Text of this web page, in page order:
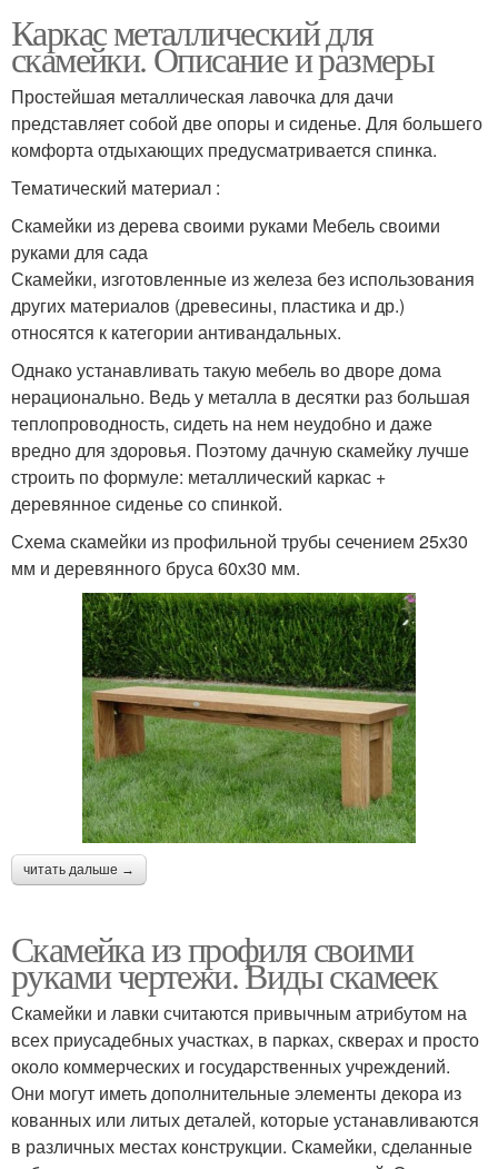
Каркас металлический для
скамейки. Описание и размеры
Простейшая металлическая лавочка для дачи
представляет собой две опоры и сиденье. Для большего
комфорта отдыхающих предусматривается спинка.
Тематический материал :
Скамейки из дерева своими руками Мебель своими
руками для сада
Скамейки, изготовленные из железа без использования
других материалов (древесины, пластика и др.)
относятся к категории антивандальных.
Однако устанавливать такую мебель во дворе дома
нерационально. Ведь у металла в десятки раз большая
теплопроводность, сидеть на нем неудобно и даже
вредно для здоровья. Поэтому дачную скамейку лучше
строить по формуле: металлический каркас +
деревянное сиденье со спинкой.
Схема скамейки из профильной трубы сечением 25х30
мм и деревянного бруса 60х30 мм.
читать дальше →
Скамейка из профиля своими
руками чертежи. Виды скамеек
Скамейки и лавки считаются привычным атрибутом на
всех приусадебных участках, в парках, скверах и просто
около коммерческих и государственных учреждений.
Они могут иметь дополнительные элементы декора из
кованных или литых деталей, которые устанавливаются
в различных местах конструкции. Скамейки, сделанные